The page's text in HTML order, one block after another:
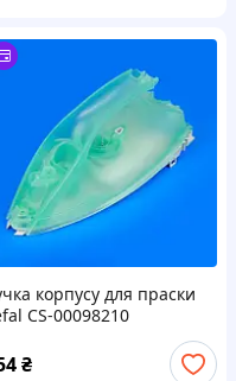
корпусу для праски
CS-00098210
₴